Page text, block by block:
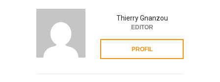
Thierry Gnanzou
EDITOR
PROFIL